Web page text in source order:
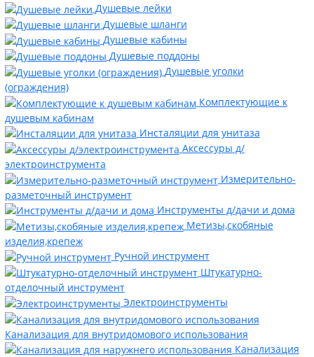
Душевые лейки
Душевые шланги
Душевые кабины
Душевые поддоны
Душевые уголки
(ограждения)
Комплектующие к
душевым кабинам
Инсталяции для унитаза
Аксессуры д/
электроинструмента
Измерительно-
разметочный инструмент
Инструменты д/дачи и дома
Метизы,скобяные
изделия,крепеж
Ручной инструмент
Штукатурно-
отделочный инструмент
Электроинструменты
Канализация для внутридомового использования
Канализация